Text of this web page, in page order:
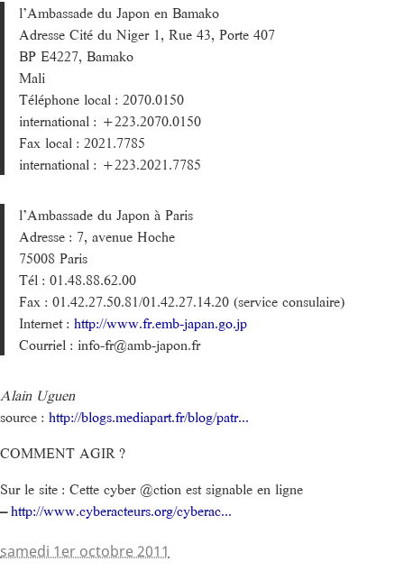
l’Ambassade du Japon en Bamako
Adresse Cité du Niger 1, Rue 43, Porte 407
BP E4227, Bamako
Mali
Téléphone local : 2070.0150
international : +223.2070.0150
Fax local : 2021.7785
international : +223.2021.7785
l’Ambassade du Japon à Paris
Adresse : 7, avenue Hoche
75008 Paris
Tél : 01.48.88.62.00
Fax : 01.42.27.50.81/01.42.27.14.20 (service consulaire)
Internet : http://www.fr.emb-japan.go.jp
Courriel : info-fr@amb-japon.fr
Alain Uguen
source : http://blogs.mediapart.fr/blog/patr...
COMMENT AGIR ?
Sur le site : Cette cyber @ction est signable en ligne
–http://www.cyberacteurs.org/cyberac...
samedi 1er octobre 2011